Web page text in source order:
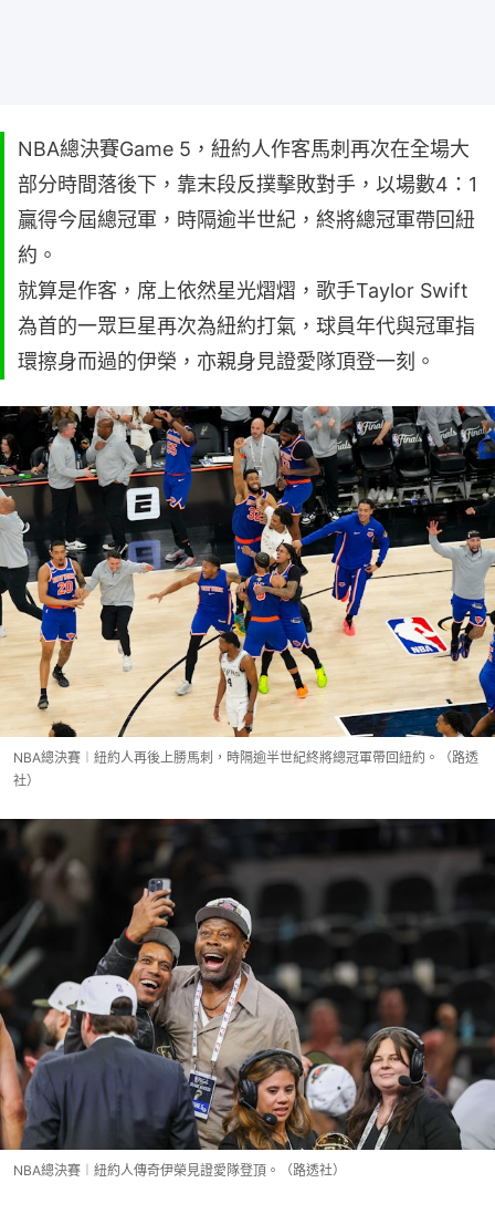
NBA總決賽Game 5，紐約人作客馬刺再次在全場大
部分時間落後下，靠末段反撲擊敗對手，以場數4：1
贏得今屆總冠軍，時隔逾半世紀，終將總冠軍帶回紐
約。
就算是作客，席上依然星光熠熠，歌手Taylor Swift
為首的一眾巨星再次為紐約打氣，球員年代與冠軍指
環擦身而過的伊榮，亦親身見證愛隊頂登一刻。
NBA總決賽︱紐約人再後上勝馬刺，時隔逾半世紀終將總冠軍帶回紐約。（路透
社）
NBA總決賽︱紐約人傳奇伊榮見證愛隊登頂。（路透社）